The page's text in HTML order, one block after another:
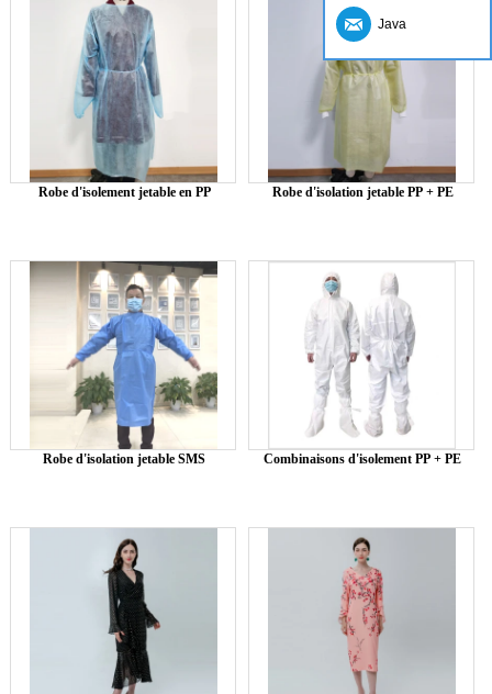
Robe d'isolement jetable en PP Robe d'isolation jetable PP + PE
Robe d'isolation jetable SMS Combinaisons d'isolement PP + PE
Java